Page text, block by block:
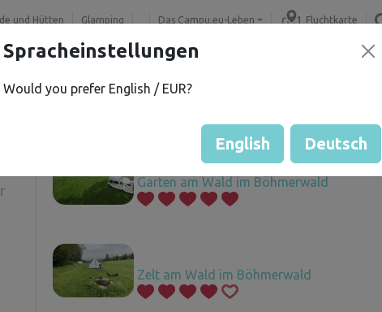
und Hütten Glamping Das Campu.eu-Leben Fluchtkarte
Garten am Wald im Böhmerwald
Zelt am Wald im Böhmerwald
Spracheinstellungen
Would you prefer English / EUR?
English Deutsch